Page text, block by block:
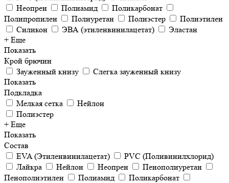
Неопрен
Полиамид
Поликарбонат
Полипропилен
Полиуретан Полиэстер
Полиэтилен
Силикон
ЭВА (этиленвинилацетат)
Эластан
+ Еще
Показать
Крой брючин
Зауженный книзу
Слегка зауженный книзу
Показать
Подкладка
Мелкая сетка
Нейлон
Полиэстер
+ Еще
Показать
Состав
EVA (Этиленвинилацетат)
PVC (Поливинилхлорид)
Лайкра
Нейлон Неопрен
Пенополиуретан
Пенополиэтилен
Полиамид
Поликарбонат